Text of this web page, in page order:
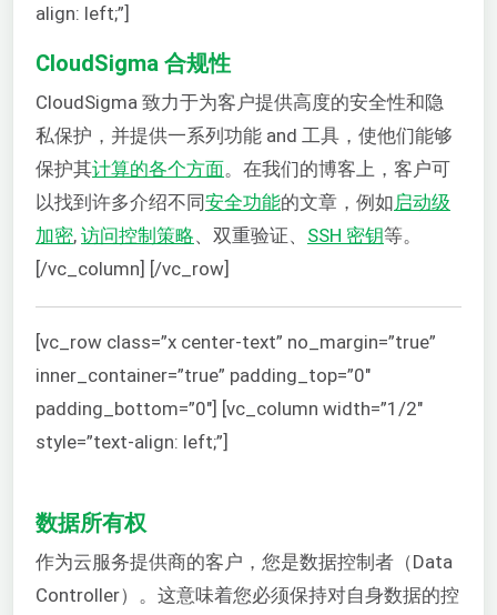
align: left;”]
CloudSigma 合规性
CloudSigma 致力于为客户提供高度的安全性和隐
私保护，并提供一系列功能 and 工具，使他们能够
保护其计算的各个方面。在我们的博客上，客户可
以找到许多介绍不同安全功能的文章，例如启动级
加密, 访问控制策略、双重验证、 SSH 密钥等。
[/vc_column] [/vc_row]
[vc_row class=”x center-text” no_margin=”true”
inner_container=”true” padding_top=”0″
padding_bottom=”0″] [vc_column width=”1/2″
style=”text-align: left;”]
数据所有权
作为云服务提供商的客户，您是数据控制者（Data
Controller）。这意味着您必须保持对自身数据的控